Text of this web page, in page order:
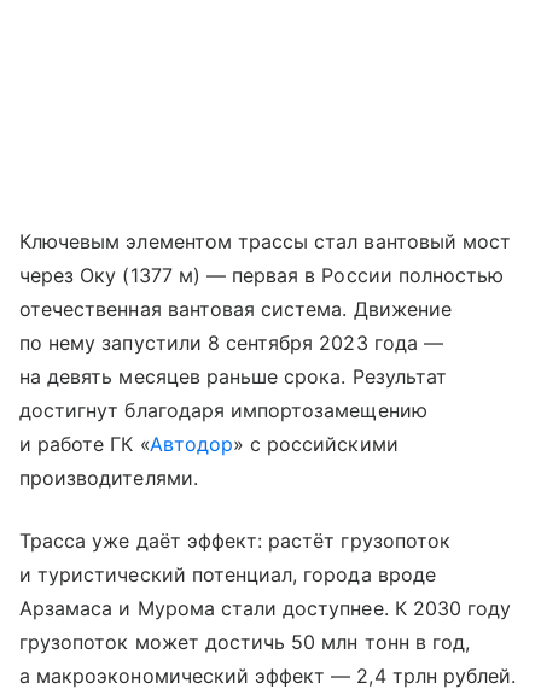
Ключевым элементом трассы стал вантовый мост
через Оку (1377 м) — первая в России полностью
отечественная вантовая система. Движение
по нему запустили 8 сентября 2023 года —
на девять месяцев раньше срока. Результат
достигнут благодаря импортозамещению
и работе ГК «Автодор» с российскими
производителями.
Трасса уже даёт эффект: растёт грузопоток
и туристический потенциал, города вроде
Арзамаса и Мурома стали доступнее. К 2030 году
грузопоток может достичь 50 млн тонн в год,
а макроэкономический эффект — 2,4 трлн рублей.